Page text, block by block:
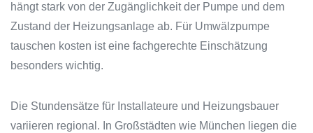
hängt stark von der Zugänglichkeit der Pumpe und dem
Zustand der Heizungsanlage ab. Für Umwälzpumpe
tauschen kosten ist eine fachgerechte Einschätzung
besonders wichtig.
Die Stundensätze für Installateure und Heizungsbauer
variieren regional. In Großstädten wie München liegen die